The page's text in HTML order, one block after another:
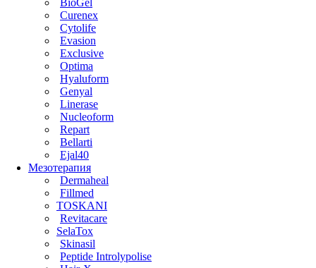
Curenex
Cytolife
Evasion
Exclusive
Optima
Hyaluform
Genyal
Linerase
Nucleoform
Repart
Bellarti
Ejal40
Мезотерапия
Dermaheal
Fillmed
TOSKANI
Revitacare
SelaTox
Skinasil
Peptide Introlypolise